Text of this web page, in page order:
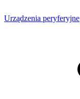
Urządzenia peryferyjne